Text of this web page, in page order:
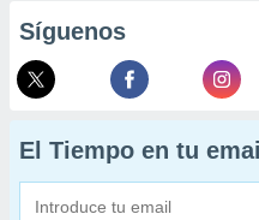
Síguenos
El Tiempo en tu email